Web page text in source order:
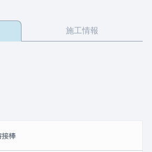
施工情報
接棒